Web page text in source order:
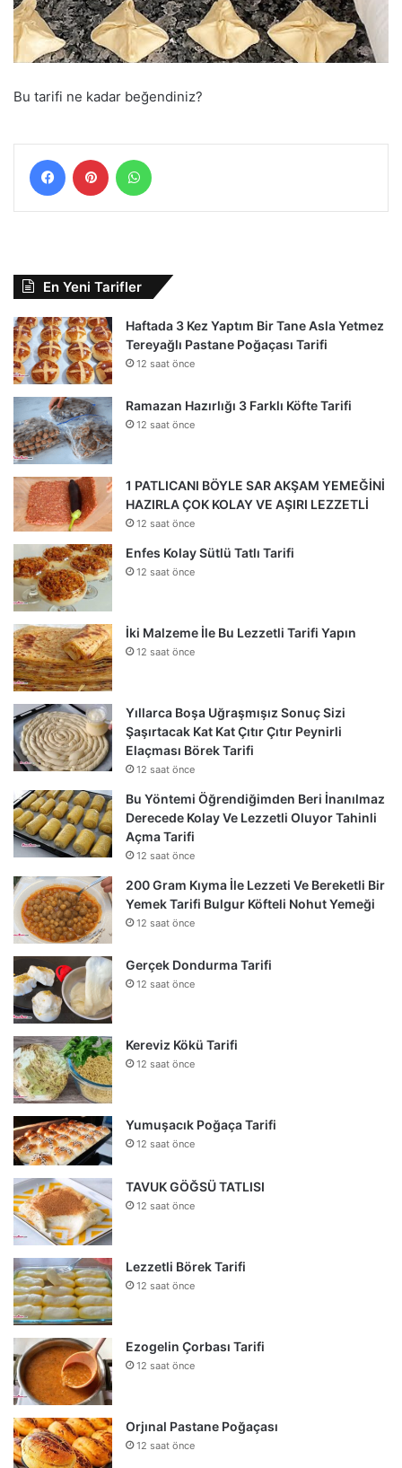
Bu tarifi ne kadar beğendiniz?
FacebookPinterest
En Yeni Tarifler
Haftada 3 Kez Yaptım Bir Tane Asla Yetmez
Tereyağlı Pastane Poğaçası Tarifi
12 saat önce
Ramazan Hazırlığı 3 Farklı Köfte Tarifi
12 saat önce
1 PATLICANI BÖYLE SAR AKŞAM YEMEĞİNİ
HAZIRLA ÇOK KOLAY VE AŞIRI LEZZETLİ
12 saat önce
Enfes Kolay Sütlü Tatlı Tarifi
12 saat önce
İki Malzeme İle Bu Lezzetli Tarifi Yapın
12 saat önce
Yıllarca Boşa Uğraşmışız Sonuç Sizi
Şaşırtacak Kat Kat Çıtır Çıtır Peynirli
Elaçması Börek Tarifi
12 saat önce
Bu Yöntemi Öğrendiğimden Beri İnanılmaz
Derecede Kolay Ve Lezzetli Oluyor Tahinli
Açma Tarifi
12 saat önce
200 Gram Kıyma İle Lezzeti Ve Bereketli Bir
Yemek Tarifi Bulgur Köfteli Nohut Yemeği
12 saat önce
Gerçek Dondurma Tarifi
12 saat önce
Kereviz Kökü Tarifi
12 saat önce
Yumuşacık Poğaça Tarifi
12 saat önce
TAVUK GÖĞSÜ TATLISI
12 saat önce
Lezzetli Börek Tarifi
12 saat önce
Ezogelin Çorbası Tarifi
12 saat önce
Orjınal Pastane Poğaçası
12 saat önce